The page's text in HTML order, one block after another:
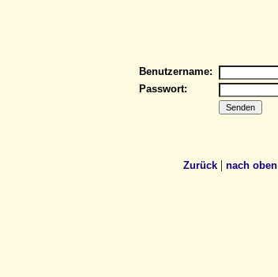
Benutzername:
Passwort:
Zurück| nach oben